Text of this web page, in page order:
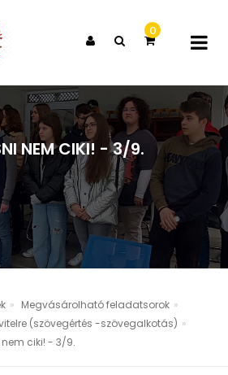
X
0
A KOSARAD JELENLEG ÜRES
NEM CIKI! - 3/9.
Megvásárolható feladatsorok
(szövegértés -szövegalkotás)
ciki! - 3/9.